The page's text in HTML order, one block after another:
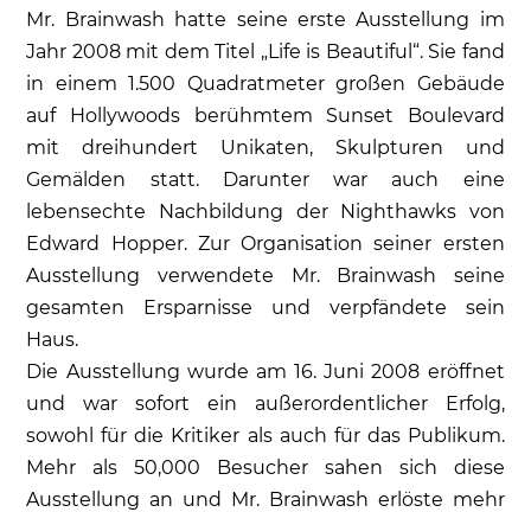
Mr. Brainwash hatte seine erste Ausstellung im
Jahr 2008 mit dem Titel „Life is Beautiful“. Sie fand
in einem 1.500 Quadratmeter großen Gebäude
auf Hollywoods berühmtem Sunset Boulevard
mit dreihundert Unikaten, Skulpturen und
Gemälden statt. Darunter war auch eine
lebensechte Nachbildung der Nighthawks von
Edward Hopper. Zur Organisation seiner ersten
Ausstellung verwendete Mr. Brainwash seine
gesamten Ersparnisse und verpfändete sein
Haus.
Die Ausstellung wurde am 16. Juni 2008 eröffnet
und war sofort ein außerordentlicher Erfolg,
sowohl für die Kritiker als auch für das Publikum.
Mehr als 50,000 Besucher sahen sich diese
Ausstellung an und Mr. Brainwash erlöste mehr